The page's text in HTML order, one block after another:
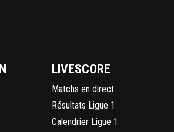
LIVESCORE
Matchs en direct
Résultats Ligue 1
Calendrier Ligue 1